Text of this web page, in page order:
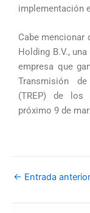
implementación
Cabe mencionar
Holding B.V.,
empresa que
Transmisión
(TREP) de los
próximo 9 de
← Entrada anterior